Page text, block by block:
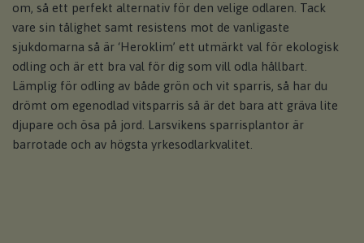
om, så ett perfekt alternativ för den velige odlaren. Tack
vare sin tålighet samt resistens mot de vanligaste
sjukdomarna så är ‘Heroklim’ ett utmärkt val för ekologisk
odling och är ett bra val för dig som vill odla hållbart.
Lämplig för odling av både grön och vit sparris, så har du
drömt om egenodlad vitsparris så är det bara att gräva lite
djupare och ösa på jord. Larsvikens sparrisplantor är
barrotade och av högsta yrkesodlarkvalitet.